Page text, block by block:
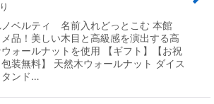
ノベルティ 名前入れどっとこむ 本館
品！美しい木目と高級感を演出する高
ォールナットを使用 【ギフト】【お祝
装無料】 天然木ウォールナット ダイス
ンド…